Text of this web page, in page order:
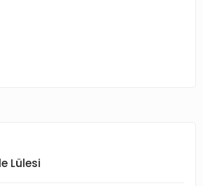
Lülesi